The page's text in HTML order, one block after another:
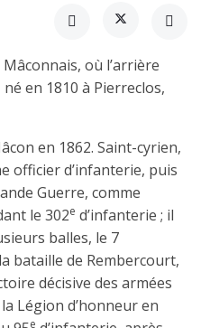
où l’arrière
en 1810 à Pierreclos,
en 1862. Saint-cyrien,
officier d’infanterie, puis
Guerre, comme
le 302e d’infanterie ; il
balles, le 7
bataille de Rembercourt,
décisive des armées
Légion d’honneuren
e